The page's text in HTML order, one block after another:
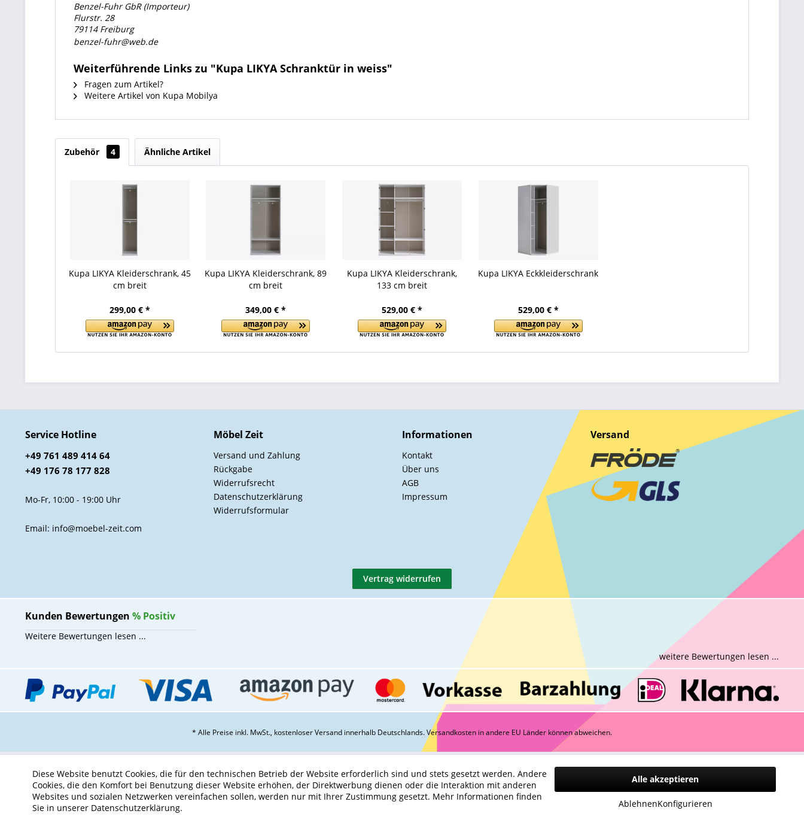
Benzel-Fuhr GbR (Importeur)
Flurstr. 28
79114 Freiburg
benzel-fuhr@web.de
Weiterführende Links zu "Kupa LIKYA Schranktür in weiss"
Fragen zum Artikel?
Weitere Artikel von Kupa Mobilya
Zubehör 4 Ähnliche Artikel
Kupa LIKYA Kleiderschrank, 45
cm breit
299,00 € *
Kupa LIKYA Kleiderschrank, 89
cm breit
349,00 € *
Kupa LIKYA Kleiderschrank,
133 cm breit
529,00 € *
Kupa LIKYA Eckkleiderschrank
529,00 € *
Service Hotline
+49 761 489 414 64
+49 176 78 177 828
Mo-Fr, 10:00 - 19:00 Uhr
Email: info@moebel-zeit.com
Möbel Zeit
Versand und Zahlung
Rückgabe
Widerrufsrecht
Datenschutzerklärung
Widerrufsformular
Informationen
Kontakt
Über uns
AGB
Impressum
Versand
Vertrag widerrufen
Kunden Bewertungen % Positiv
Weitere Bewertungen lesen ...
weitere Bewertungen lesen ...
* Alle Preise inkl. MwSt., kostenloser Versand innerhalb Deutschlands.Versandkosten in andere EU Länder können abweichen.
Diese Website benutzt Cookies, die für den technischen Betrieb der Website erforderlich sind und stets gesetzt werden. Andere
Cookies, die den Komfort bei Benutzung dieser Website erhöhen, der Direktwerbung dienen oder die Interaktion mit anderen
Websites und sozialen Netzwerken vereinfachen sollen, werden nur mit Ihrer Zustimmung gesetzt. Mehr Informationen finden
Sie in unserer Datenschutzerklärung.
Alle akzeptieren
AblehnenKonfigurieren